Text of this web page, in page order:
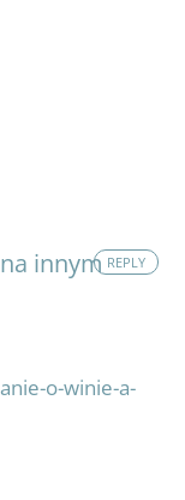
innym
o-winie-a-
REPLY